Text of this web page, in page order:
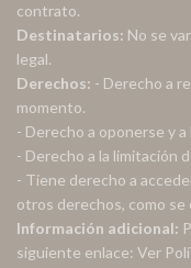
contrato.
Destinatarios: No se
legal.
Derechos: - Derecho a
momento.
- Derecho a oponerse y
- Derecho a la limitación
- Tiene derecho a
otros derechos, como se
Información adicional:
siguiente enlace: Ver